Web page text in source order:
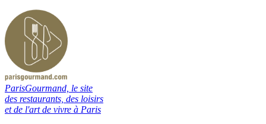
ParisGourmand, le site
des restaurants, des loisirs
et de l'art de vivre à Paris